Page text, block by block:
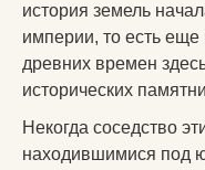
история земель
империи, то есть еще
древних времен
исторических
Некогда соседство
находившимися под